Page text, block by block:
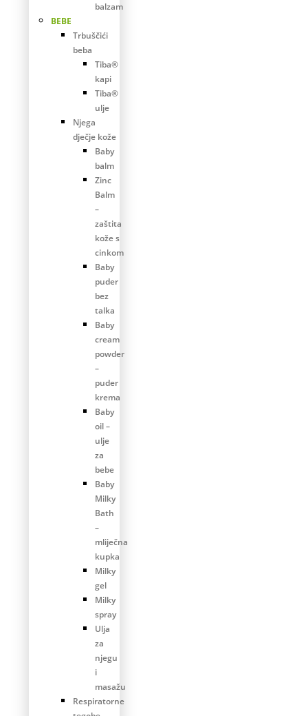
balzam
BEBE
Trbuščići
beba
Tiba®
kapi
Tiba®
ulje
Njega
dječje kože
Baby
balm
Zinc
Balm
–
zaštita
kože s
cinkom
Baby
puder
bez
talka
Baby
cream
powder
–
puder
krema
Baby
oil –
ulje
za
bebe
Baby
Milky
Bath
–
mliječna
kupka
Milky
gel
Milky
spray
Ulja
za
njegu
i
masažu
Respiratorne